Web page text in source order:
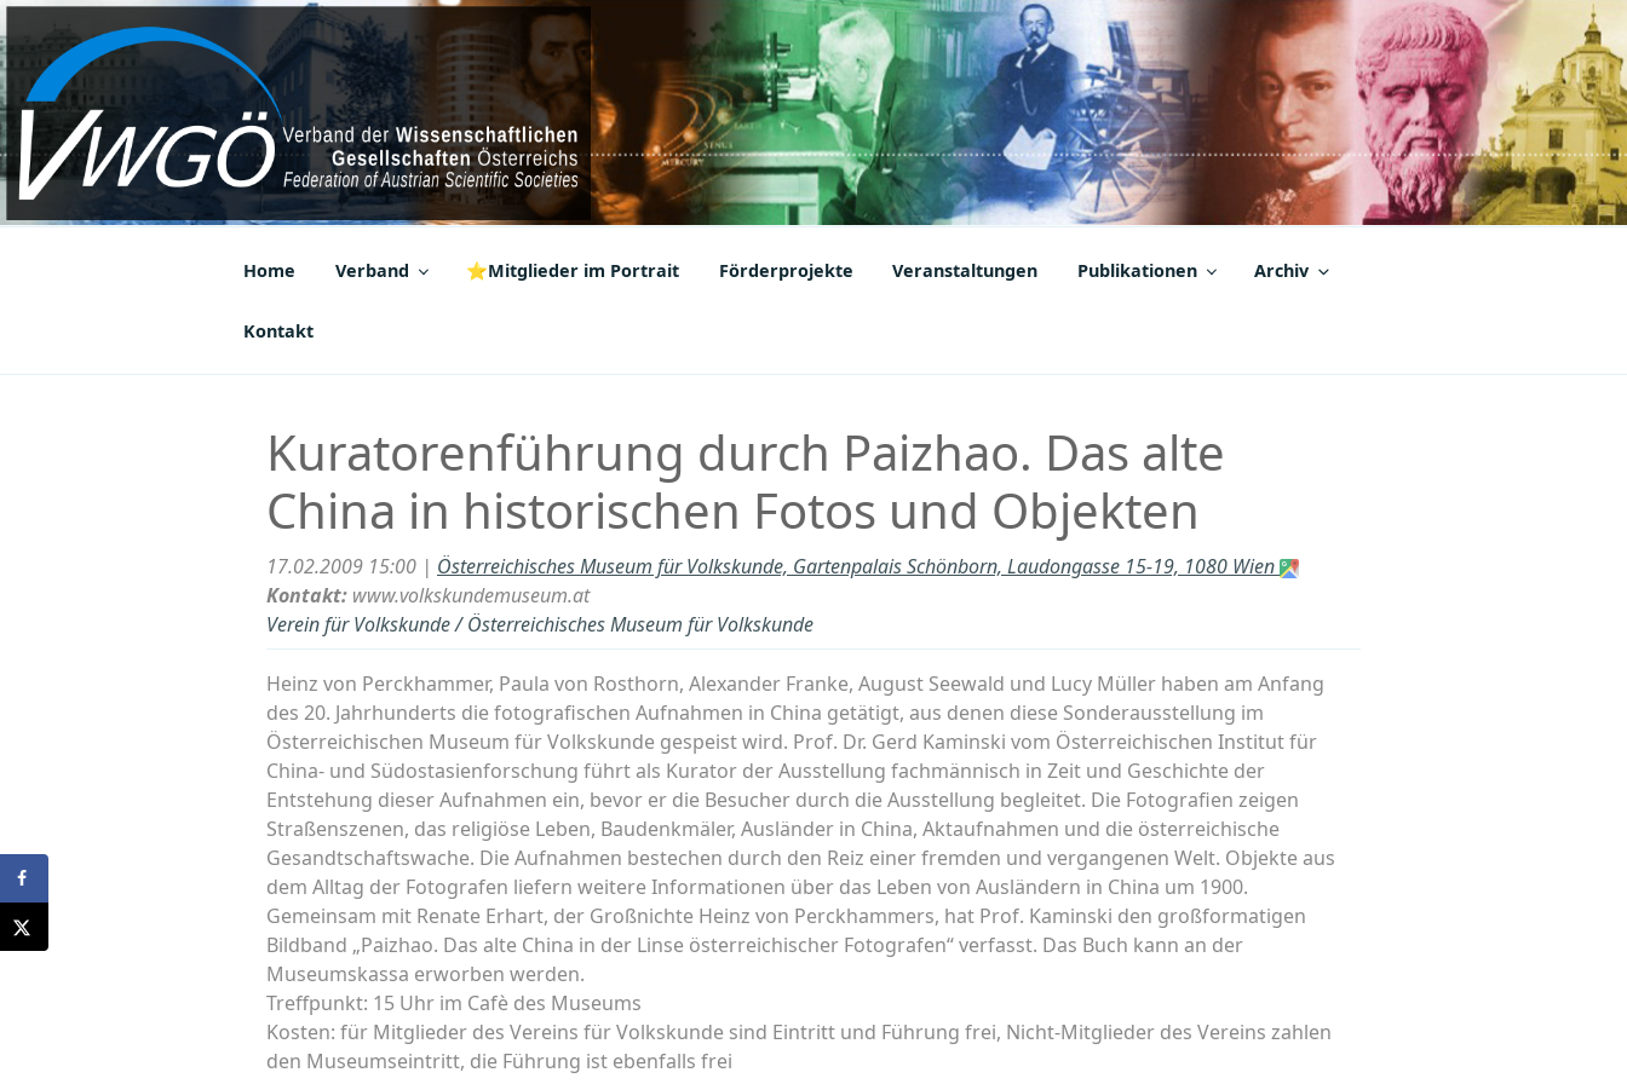
Zum
Inhalt
springen
VWGÖ
Federation of Austrian Scientific Societies
Home Verband ⭐Mitglieder im Portrait Förderprojekte Veranstaltungen Publikationen Archiv
Kontakt
Kuratorenführung durch Paizhao. Das alte
China in historischen Fotos und Objekten
17.02.2009 15:00 | Österreichisches Museum für Volkskunde, Gartenpalais Schönborn, Laudongasse 15-19, 1080 Wien
Kontakt: www.volkskundemuseum.at
Verein für Volkskunde / Österreichisches Museum für Volkskunde
Heinz von Perckhammer, Paula von Rosthorn, Alexander Franke, August Seewald und Lucy Müller haben am Anfang
des 20. Jahrhunderts die fotografischen Aufnahmen in China getätigt, aus denen diese Sonderausstellung im
Österreichischen Museum für Volkskunde gespeist wird. Prof. Dr. Gerd Kaminski vom Österreichischen Institut für
China- und Südostasienforschung führt als Kurator der Ausstellung fachmännisch in Zeit und Geschichte der
Entstehung dieser Aufnahmen ein, bevor er die Besucher durch die Ausstellung begleitet. Die Fotografien zeigen
Straßenszenen, das religiöse Leben, Baudenkmäler, Ausländer in China, Aktaufnahmen und die österreichische
Gesandtschaftswache. Die Aufnahmen bestechen durch den Reiz einer fremden und vergangenen Welt. Objekte aus
dem Alltag der Fotografen liefern weitere Informationen über das Leben von Ausländern in China um 1900.
Gemeinsam mit Renate Erhart, der Großnichte Heinz von Perckhammers, hat Prof. Kaminski den großformatigen
Bildband „Paizhao. Das alte China in der Linse österreichischer Fotografen“ verfasst. Das Buch kann an der
Museumskassa erworben werden.
Treffpunkt: 15 Uhr im Cafè des Museums
Kosten: für Mitglieder des Vereins für Volkskunde sind Eintritt und Führung frei, Nicht-Mitglieder des Vereins zahlen
den Museumseintritt, die Führung ist ebenfalls frei